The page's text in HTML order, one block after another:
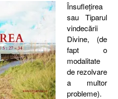
Însufleţirea
sau Tiparul
vindecării
Divine, (de
fapt o
modalitate
de rezolvare
a multor
probleme).